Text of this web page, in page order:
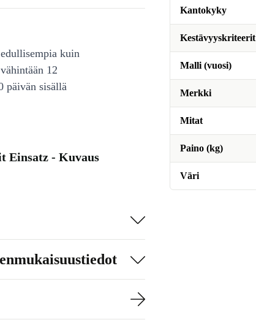
Kantokyky
Kestävyyskriteerit
Malli (vuosi)
Merkki
Mitat
Paino (kg)
Väri
kuin
12
päivän sisällä
Einsatz - Kuvaus